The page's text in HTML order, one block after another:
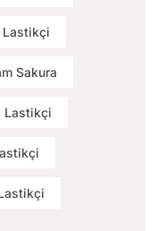
Lastikçi
Sakura
Lastikçi